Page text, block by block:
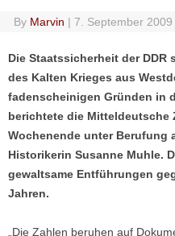
By Marvin | 7. September 2009
Die Staatssicherheit der DDR
des Kalten Krieges aus
fadenscheinigen Gründen in
berichtete die Mitteldeutsche
Wochenende unter Berufung
Historikerin Susanne Muhle.
gewaltsame Entführungen
Jahren.
„Die Zahlen beruhen auf